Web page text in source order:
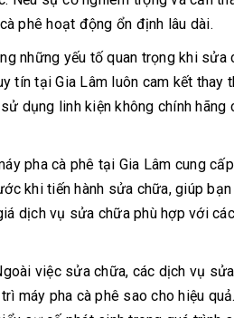
phê hoạt động ổn định lâu dài.
những yếu tố quan trọng khi
tín tại Gia Lâm luôn cam kết thay
dụng linh kiện không chính hãng
pha cà phê tại Gia Lâm cung
khi tiến hành sửa chữa, giúp
dịch vụ sửa chữa phù hợp với
việc sửa chữa, các dịch vụ
máy pha cà phê sao cho hiệu